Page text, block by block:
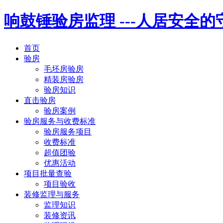
响鼓锤验房监理 ---人居安全的
首页
验房
毛坯房验房
精装房验房
验房知识
直击验房
验房案例
验房服务与收费标准
验房服务项目
收费标准
超值团验
优惠活动
项目批量查验
项目验收
装修监理与服务
监理知识
装修资讯